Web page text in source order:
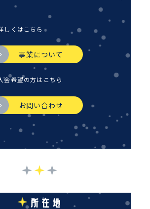
しくはこちら
事業について
会希望の方はこちら
お問い合わせ
所在地